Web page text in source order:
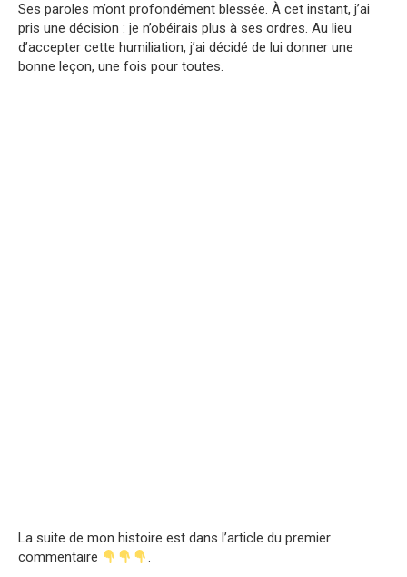
Ses paroles m’ont profondément blessée. À cet instant, j’ai
pris une décision : je n’obéirais plus à ses ordres. Au lieu
d’accepter cette humiliation, j’ai décidé de lui donner une
bonne leçon, une fois pour toutes.
La suite de mon histoire est dans l’article du premier
commentaire
.